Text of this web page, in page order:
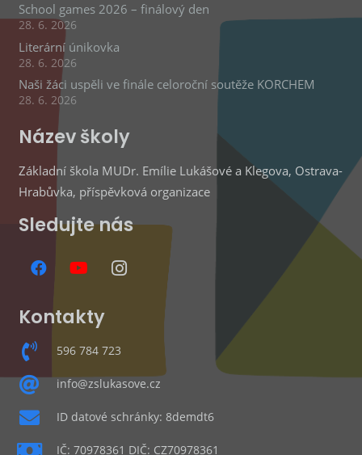
School games 2026 – finálový den
28. 6. 2026
Literární únikovka
28. 6. 2026
Naši žáci uspěli ve finále celoroční soutěže KORCHEM
28. 6. 2026
Název školy
Základní škola MUDr. Emílie Lukášové a Klegova, Ostrava-
Hrabůvka, příspěvková organizace
Sledujte nás
Kontakty
596 784 723
info@zslukasove.cz
ID datové schránky: 8demdt6
IČ: 70978361 DIČ: CZ70978361